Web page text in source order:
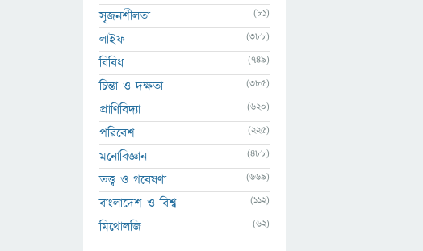
সৃজনশীলতা
(81)
লাইফ (388)
বিবিধ (749)
চিন্তা ও দক্ষতা (385)
প্রাণিবিদ্যা (620)
পরিবেশ (225)
মনোবিজ্ঞান (488)
তত্ত্ব ও গবেষণা (669)
বাংলাদেশ ও বিশ্ব (112)
মিথোলজি (62)